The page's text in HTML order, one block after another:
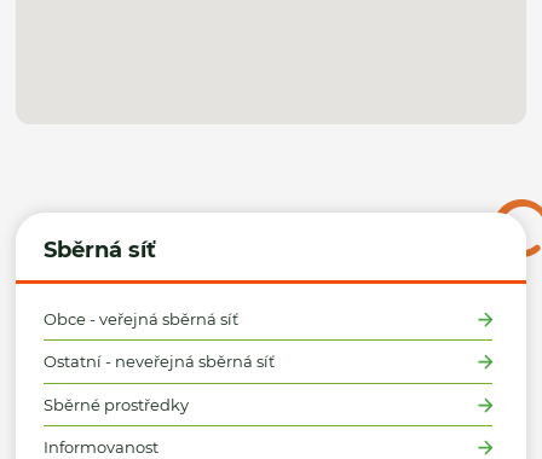
Sběrná síť
Obce - veřejná sběrná síť
Ostatní - neveřejná sběrná síť
Sběrné prostředky
Informovanost